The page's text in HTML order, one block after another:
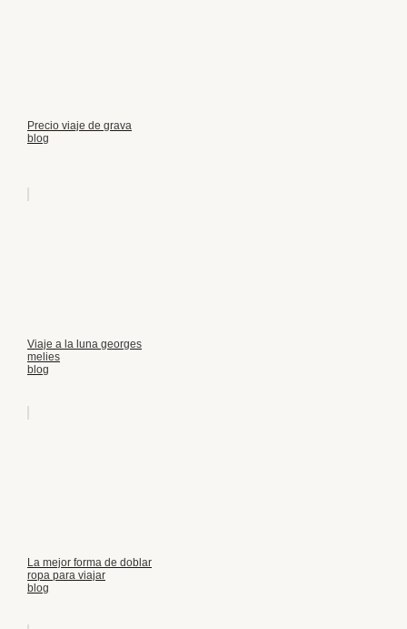
Precio viaje de grava
blog
Viaje a la luna georges
melies
blog
La mejor forma de doblar
ropa para viajar
blog